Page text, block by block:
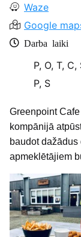
Waze
Google
Darba laiki
P, O, T, C,
P, S
Greenpoint
kompānijā
baudot
apmeklētājiem